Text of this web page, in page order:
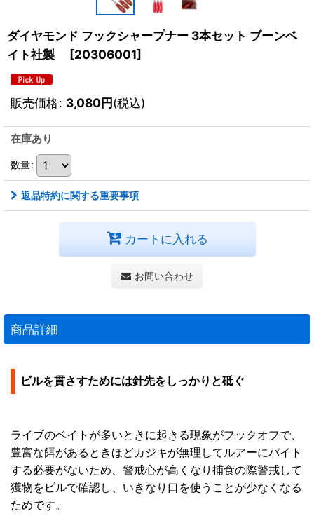
ダイヤモンド フックシャープナー 3本セット ブーンベ
イト社製
[20306001]
販売価格: 3,080円(税込)
在庫あり
数量:
返品特約に関する重要事項
カートに入れる
お問い合わせ
商品詳細
ビルを貫さすためには針先をしっかりと砥ぐ
ライブのベイトが多いときに起きる現象がフックオフで、
豊富な餌があるときほどカジキが無理してルアーにバイト
する必要がないため、警戒心が高くなり捕食の際警戒して
獲物をビルで確認し、いきなり口を使うことが少なくなる
ためです。